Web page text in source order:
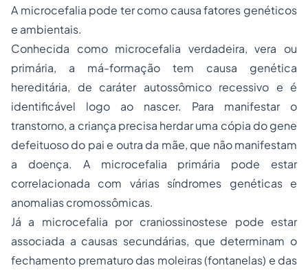
A microcefalia pode ter como causa fatores genéticos
e ambientais.
Conhecida como microcefalia verdadeira, vera ou
primária, a má-formação tem causa genética
hereditária, de caráter autossômico recessivo e é
identificável logo ao nascer. Para manifestar o
transtorno, a criança precisa herdar uma cópia do gene
defeituoso do pai e outra da mãe, que não manifestam
a doença. A microcefalia primária pode estar
correlacionada com várias síndromes genéticas e
anomalias cromossômicas.
Já a microcefalia por craniossinostese pode estar
associada a causas secundárias, que determinam o
fechamento prematuro das moleiras (fontanelas) e das